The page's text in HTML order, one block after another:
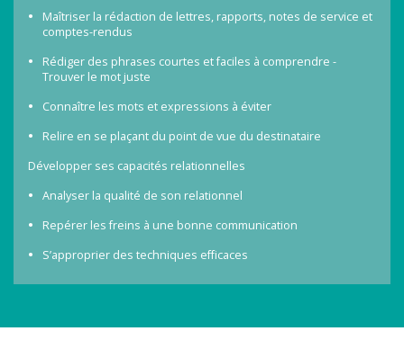
Maîtriser la rédaction de lettres, rapports, notes de service et
comptes-rendus
Rédiger des phrases courtes et faciles à comprendre -
Trouver le mot juste
Connaître les mots et expressions à éviter
Relire en se plaçant du point de vue du destinataire
Développer ses capacités relationnelles
Analyser la qualité de son relationnel
Repérer les freins à une bonne communication
S’approprier des techniques efficaces